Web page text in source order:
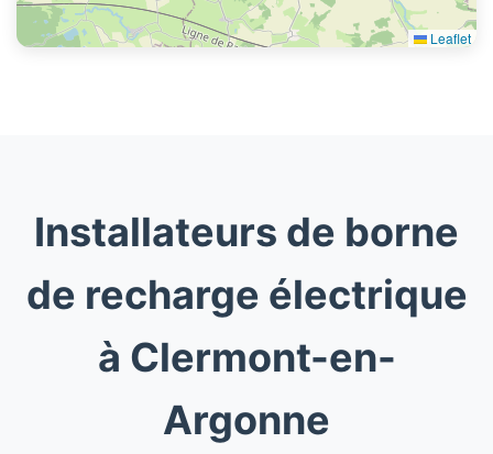
Leaflet
Installateurs de borne
de recharge électrique
à Clermont-en-
Argonne